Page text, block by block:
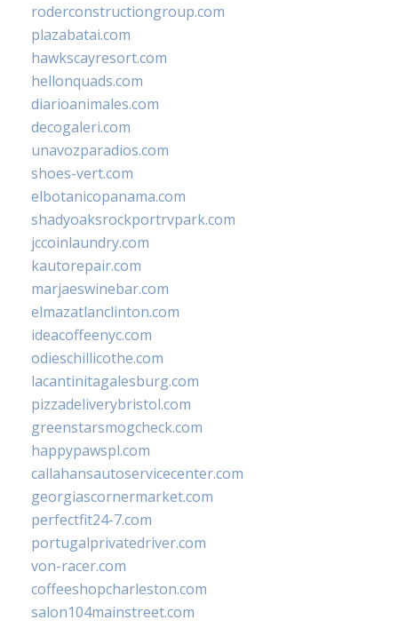
roderconstructiongroup.com
plazabatai.com
hawkscayresort.com
hellonquads.com
diarioanimales.com
decogaleri.com
unavozparadios.com
shoes-vert.com
elbotanicopanama.com
shadyoaksrockportrvpark.com
jccoinlaundry.com
kautorepair.com
marjaeswinebar.com
elmazatlanclinton.com
ideacoffeenyc.com
odieschillicothe.com
lacantinitagalesburg.com
pizzadeliverybristol.com
greenstarsmogcheck.com
happypawspl.com
callahansautoservicecenter.com
georgiascornermarket.com
perfectfit24-7.com
portugalprivatedriver.com
von-racer.com
coffeeshopcharleston.com
salon104mainstreet.com